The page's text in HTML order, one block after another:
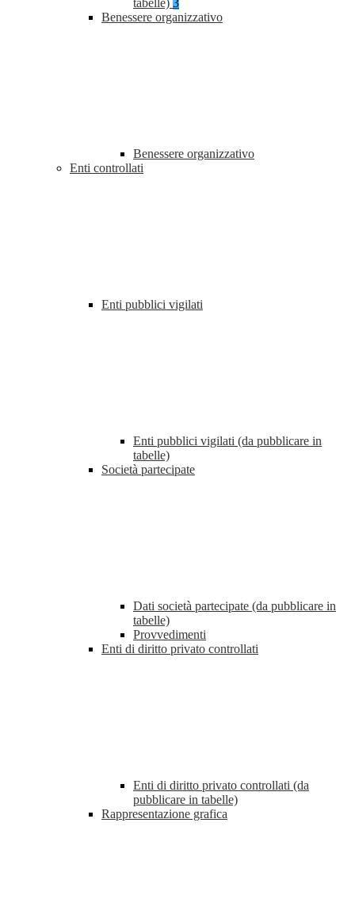
tabelle) 3
Benessere organizzativo
Benessere organizzativo
Enti controllati
Enti pubblici vigilati
Enti pubblici vigilati (da pubblicare in
tabelle)
Società partecipate
Dati società partecipate (da pubblicare in
tabelle)
Provvedimenti
Enti di diritto privato controllati
Enti di diritto privato controllati (da
pubblicare in tabelle)
Rappresentazione grafica